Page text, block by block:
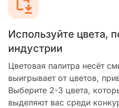
Используйте цвета,
индустрии
Цветовая палитра несёт
выигрывает от цветов,
Выберите 2-3 цвета,
выделяют вас среди